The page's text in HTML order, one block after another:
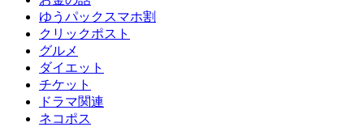
ゆうパックスマホ割
クリックポスト
グルメ
ダイエット
チケット
ドラマ関連
ネコポス